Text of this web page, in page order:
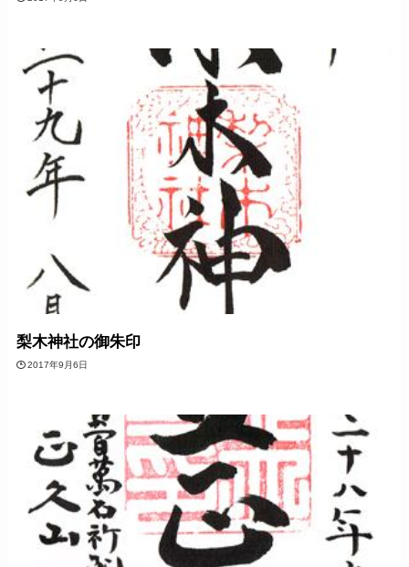
梨木神社の御朱印
2017年9月6日